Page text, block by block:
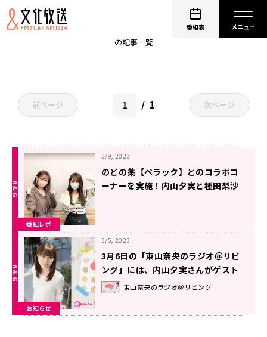
番組表
の記事一覧
前ページ 1 次ページ
番組レポ
3/9, 2023
のどの薬【ペラック】とのコラボコ
ーナーを実施！内山夕実と種田梨沙
お知らせ
3/5, 2023
3月6日の「東山奈央のラジオ＠リビ
ング」には、内山夕実さんがゲスト
に登場！東山奈央のラジオ＠リビング